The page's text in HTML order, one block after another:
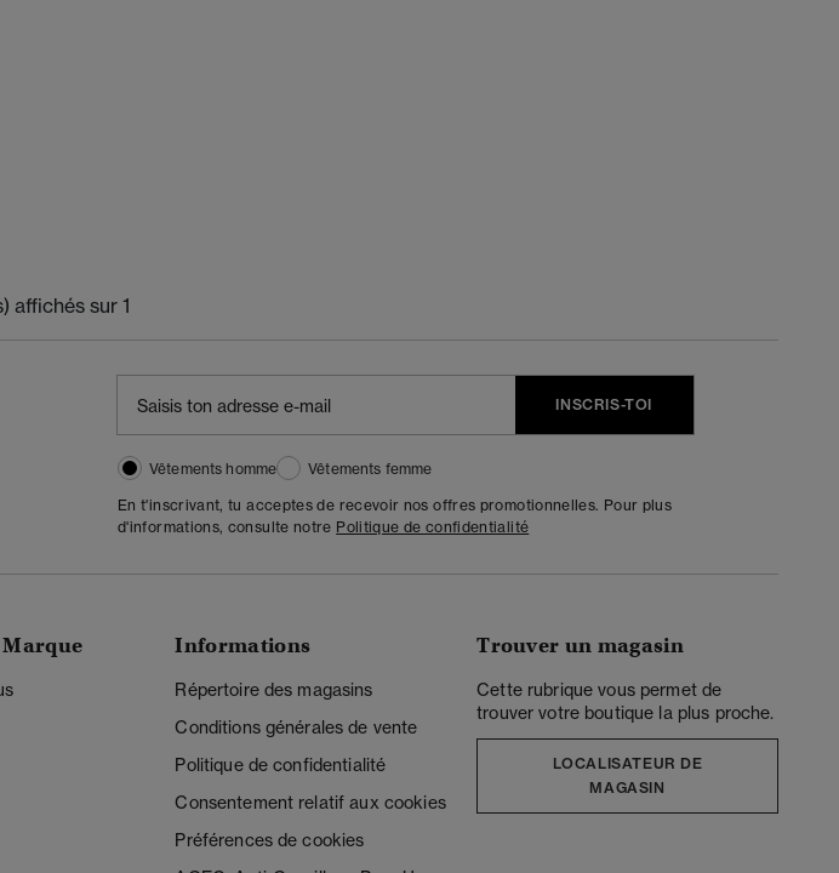
affichés sur 1
INSCRIS-TOI
Vêtements homme
Vêtements femme
En t'inscrivant, tu acceptes de recevoir nos offres promotionnelles. Pour plus
d'informations, consulte notre Politique de confidentialité
Informations
Répertoire des magasins
Conditions générales de vente
Politique de confidentialité
Consentement relatif aux cookies
Préférences de cookies
Trouver un magasin
Cette rubrique vous permet de
trouver votre boutique la plus proche.
LOCALISATEUR DE
MAGASIN